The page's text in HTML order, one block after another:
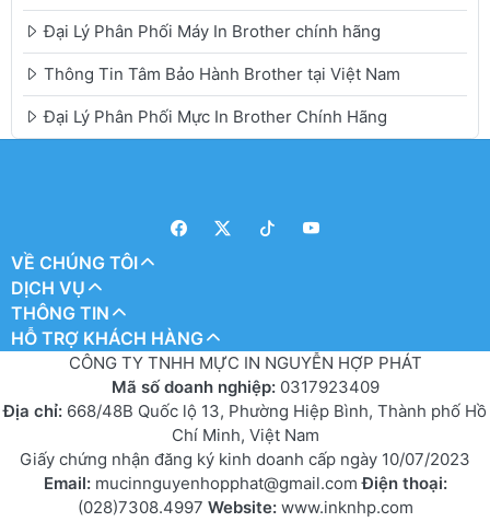
Đại Lý Phân Phối Máy In Brother chính hãng
Thông Tin Tâm Bảo Hành Brother tại Việt Nam
Đại Lý Phân Phối Mực In Brother Chính Hãng
VỀ CHÚNG TÔI
DỊCH VỤ
THÔNG TIN
HỖ TRỢ KHÁCH HÀNG
CÔNG TY TNHH MỰC IN NGUYỄN HỢP PHÁT
Mã số doanh nghiệp: 0317923409
Địa chỉ: 668/48B Quốc lộ 13, Phường Hiệp Bình, Thành phố Hồ
Chí Minh, Việt Nam
Giấy chứng nhận đăng ký kinh doanh cấp ngày 10/07/2023
Email: mucinnguyenhopphat@gmail.comĐiện thoại:
(028)7308.4997 Website: www.inknhp.com